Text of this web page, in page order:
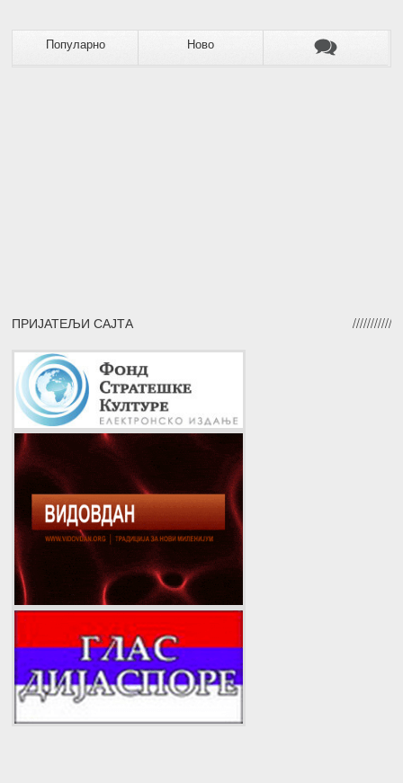
Популарно Ново
ПРИЈАТЕЉИ САЈТА